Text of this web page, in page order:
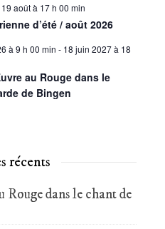
19 août à 17 h 00 min
d’été / août 2026
à 9 h 00 min - 18 juin 2027 à 18
au Rouge dans le
de Bingen
récents
dans le chant de